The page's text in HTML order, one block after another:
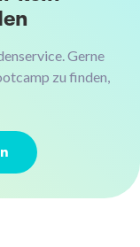
Gerne
zu finden,